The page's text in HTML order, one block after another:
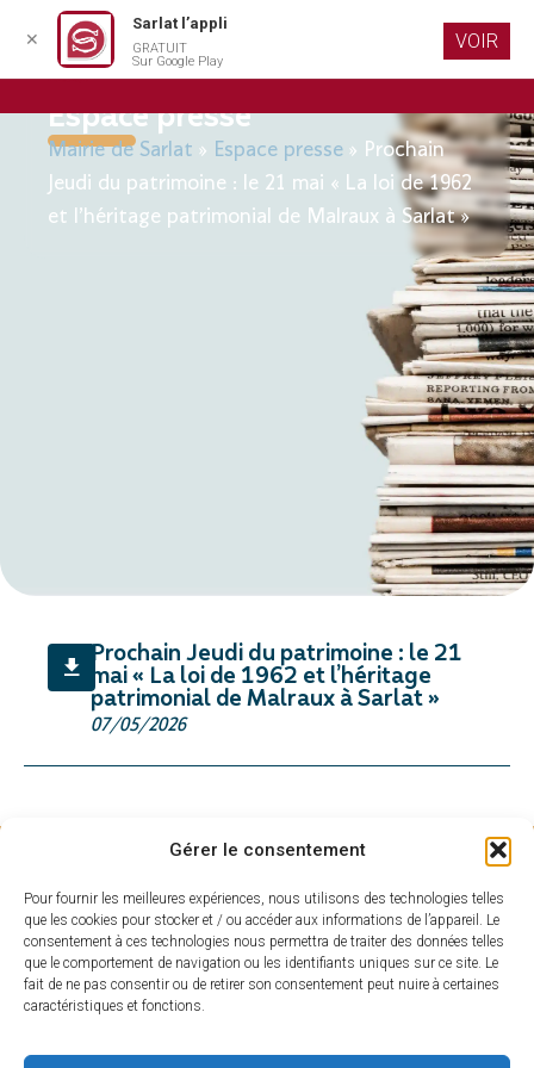
Gérer le consentement
Pour fournir les meilleures expériences, nous utilisons des technologies telles
que les cookies pour stocker et / ou accéder aux informations de l’appareil. Le
consentement à ces technologies nous permettra de traiter des données telles
que le comportement de navigation ou les identifiants uniques sur ce site. Le
fait de ne pas consentir ou de retirer son consentement peut nuire à certaines
caractéristiques et fonctions.
contenu
Espace presse
Mairie de Sarlat » Espace presse » Prochain
Jeudi du patrimoine : le 21 mai « La loi de 1962
et l’héritage patrimonial de Malraux à Sarlat »
Prochain Jeudi du patrimoine : le 21
mai « La loi de 1962 et l’héritage
patrimonial de Malraux à Sarlat »
07/05/2026
SARLAT
Hôtel de ville
Place de la
Liberté
24200 Sarlat-La
HORAIRES
RE
Du lundi au
vendredi :
De 8h30 à 17h
et dimanche
✕
Sarlat l’appli
GRATUIT
Sur Google Play
VOIR